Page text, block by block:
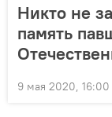
Никто не
память
9 мая 2020, 16:00